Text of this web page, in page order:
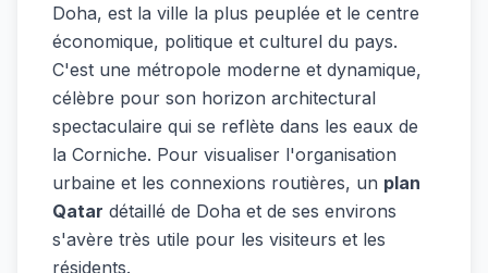
Doha, est la ville la plus peuplée et le centre
économique, politique et culturel du pays.
C'est une métropole moderne et dynamique,
célèbre pour son horizon architectural
spectaculaire qui se reflète dans les eaux de
la Corniche. Pour visualiser l'organisation
urbaine et les connexions routières, un plan
Qatar détaillé de Doha et de ses environs
s'avère très utile pour les visiteurs et les
résidents.